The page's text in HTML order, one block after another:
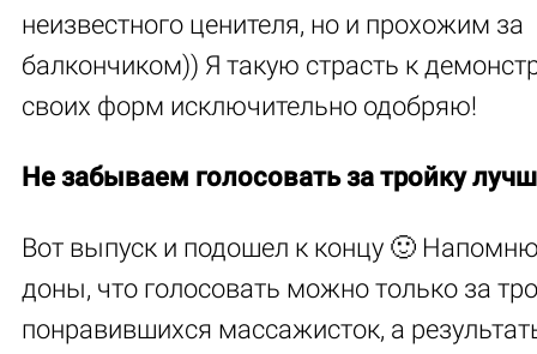
неизвестного ценителя, но и прохожим за
балкончиком)) Я такую страсть к
своих форм исключительно одобряю!
Не забываем голосовать за тройку
Вот выпуск и подошел к концу 🙂
доны, что голосовать можно только за
понравившихся массажисток, а